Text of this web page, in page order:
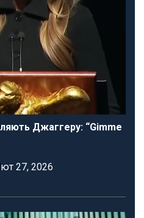
Джаггеру: “Gimme
27, 2026